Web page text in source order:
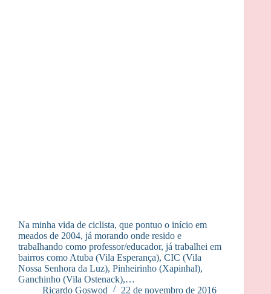
Na minha vida de ciclista, que pontuo o início em
meados de 2004, já morando onde resido e
trabalhando como professor/educador, já trabalhei em
bairros como Atuba (Vila Esperança), CIC (Vila
Nossa Senhora da Luz), Pinheirinho (Xapinhal),
Ganchinho (Vila Ostenack),…
Ricardo Goswod
22 de novembro de 2016